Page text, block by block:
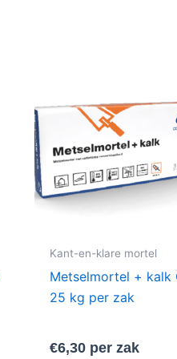
Kant-en-klare mortel
Metselmortel + kalk
25 kg per zak
€6,30 per zak